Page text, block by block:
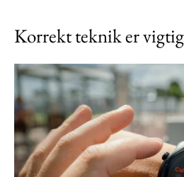
Korrekt teknik er